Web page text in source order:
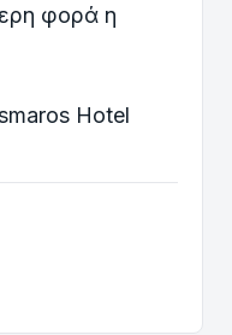
φορά η
Hotel